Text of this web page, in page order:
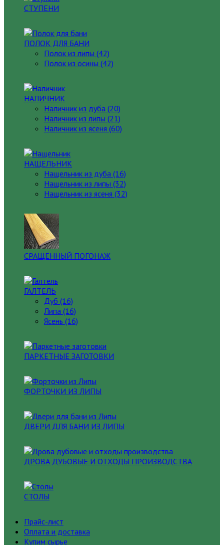
СТУПЕНИ
ПОЛОК ДЛЯ БАНИ
Полок из липы (42)
Полок из осины (42)
НАЛИЧНИК
Наличник из дуба (20)
Наличник из липы (21)
Наличник из ясеня (60)
НАЩЕЛЬНИК
Нащельник из дуба (16)
Нащельник из липы (32)
Нащельник из ясеня (32)
СРАЩЕННЫЙ ПОГОНАЖ
ГАЛТЕЛЬ
Дуб (16)
Липа (16)
Ясень (16)
ПАРКЕТНЫЕ ЗАГОТОВКИ
ФОРТОЧКИ ИЗ ЛИПЫ
ДВЕРИ ДЛЯ БАНИ ИЗ ЛИПЫ
ДРОВА ДУБОВЫЕ И ОТХОДЫ ПРОИЗВОДСТВА
СТОЛЫ
Прайс-лист
Оплата и доставка
Купим сырье